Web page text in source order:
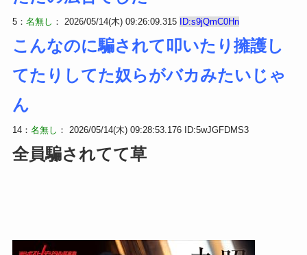
5： 名無し ： 2026/05/14(木) 09:26:09.315 ID:s9jQmC0Hn
こんなのに騙されて叩いたり擁護し
てたりしてた奴らがバカみたいじゃ
ん
14： 名無し ： 2026/05/14(木) 09:28:53.176 ID:5wJGFDMS3
全員騙されてて草